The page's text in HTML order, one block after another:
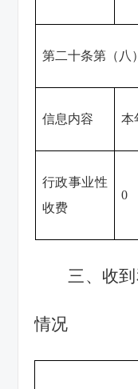
第二十条第（八
信息内容 本
行政事业性
收费
0
三、收
情况